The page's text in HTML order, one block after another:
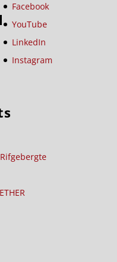
Facebook
YouTube
LinkedIn
Instagram